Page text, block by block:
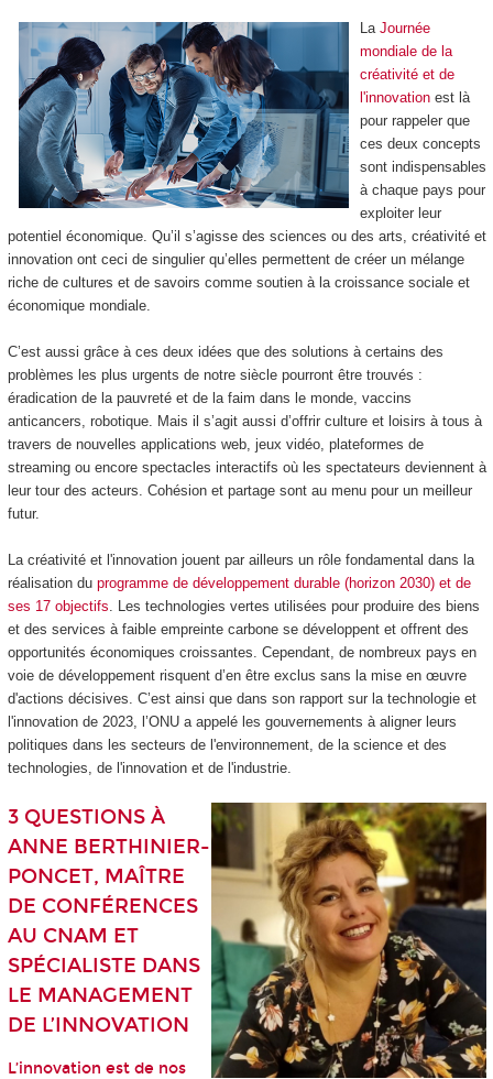
La Journée
mondiale de la
créativité et de
l'innovationest là
pour rappeler que
ces deux concepts
sont indispensables
à chaque pays pour
exploiter leur
potentiel économique. Qu’il s’agisse des sciences ou des arts, créativité et
innovation ont ceci de singulier qu’elles permettent de créer un mélange
riche de cultures et de savoirs comme soutien à la croissance sociale et
économique mondiale.
C’est aussi grâce à ces deux idées que des solutions à certains des
problèmes les plus urgents de notre siècle pourront être trouvés :
éradication de la pauvreté et de la faim dans le monde, vaccins
anticancers, robotique. Mais il s’agit aussi d’offrir culture et loisirs à tous à
travers de nouvelles applications web, jeux vidéo, plateformes de
streaming ou encore spectacles interactifs où les spectateurs deviennent à
leur tour des acteurs. Cohésion et partage sont au menu pour un meilleur
futur.
La créativité et l'innovation jouent par ailleurs un rôle fondamental dans la
réalisation du programme de développement durable (horizon 2030) et de
ses 17 objectifs. Les technologies vertes utilisées pour produire des biens
et des services à faible empreinte carbone se développent et offrent des
opportunités économiques croissantes. Cependant, de nombreux pays en
voie de développement risquent d’en être exclus sans la mise en œuvre
d'actions décisives. C’est ainsi que dans son rapport sur la technologie et
l'innovation de 2023, l’ONU a appelé les gouvernements à aligner leurs
politiques dans les secteurs de l'environnement, de la science et des
technologies, de l'innovation et de l'industrie.
3 QUESTIONS À
ANNE BERTHINIER-
PONCET, MAÎTRE
DE CONFÉRENCES
AU CNAM ET
SPÉCIALISTE DANS
LE MANAGEMENT
DE L’INNOVATION
L’innovation est de nos